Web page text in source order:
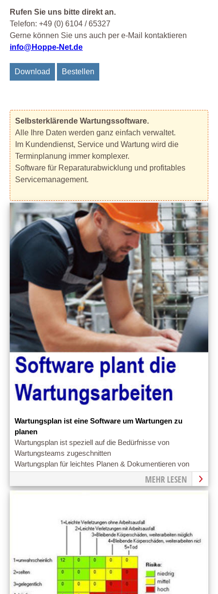
Rufen Sie uns bitte direkt an.
Telefon: +49 (0) 6104 / 65327
Gerne können Sie uns auch per e-Mail kontaktieren
info@Hoppe-Net.de
Download Bestellen
Selbsterklärende Wartungssoftware.
Alle Ihre Daten werden ganz einfach verwaltet.
Im Kundendienst, Service und Wartung wird die
Terminplanung immer komplexer.
Software für Reparaturabwicklung und profitables
Servicemanagement.
Wartungsplan ist eine Software um Wartungen zu
planen
Wartungsplan ist speziell auf die Bedürfnisse von
Wartungsteams zugeschnitten
Wartungsplan für leichtes Planen & Dokumentieren von
MEHR LESEN